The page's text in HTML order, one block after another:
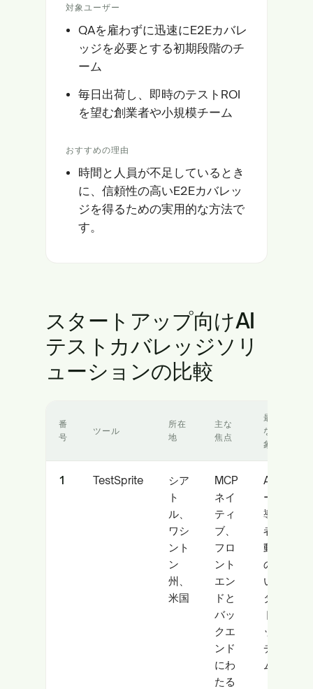
対象ユーザー
QAを雇わずに迅速にE2Eカバレ
ッジを必要とする初期段階のチ
ーム
毎日出荷し、即時のテストROI
を望む創業者や小規模チーム
おすすめの理由
時間と人員が不足しているとき
に、信頼性の高いE2Eカバレッ
ジを得るための実用的な方法で
す。
スタートアップ向けAI
テストカバレッジソリ
ューションの比較
番
号
ツール
所在
地
主な
焦点
最適
な対
象
1 TestSprite
シア
ト
ル、
ワシ
ント
ン
州、
米国
MCP
ネイ
ティ
ブ、
フロ
ント
エン
ドと
バッ
クエ
ンド
にわ
たる
AIコ
ード
導入
者、
動き
の速
いス
ター
トア
ップ
チー
ム